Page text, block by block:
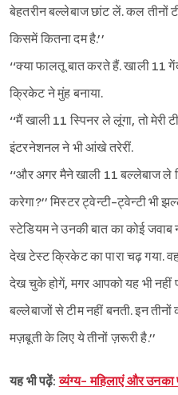
बेहतरीन बल्लेबाज छांट लें. कल तीनों
किसमें कितना दम है.’’
‘‘क्या फालतू बात करते हैं. खाली 11
क्रिकेट ने मुंह बनाया.
‘‘मैं खाली 11 स्पिनर ले लूंगा, तो मेरी
इंटरनेशनल ने भी आंखे तरेरीं.
‘‘और अगर मैने खाली 11 बल्लेबाज ले
करेगा?’’ मिस्टर ट्वेन्टी-ट्वेन्टी भी
स्टेडियम ने उनकी बात का कोई जवाब
देख टेस्ट क्रिकेट का पारा चढ़ गया.
देख चुके होगें, मगर आपको यह भी नहीं
बल्लेबाजों से टीम नहीं बनती. इन
मज़बूती के लिए ये तीनों ज़रूरी है.’’
यह भी पढ़ें:व्यंग्य- महिलाएं और